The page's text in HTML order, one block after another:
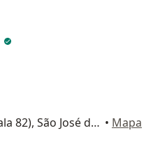
Rua Paulo Setubal 147 (sala 82), São José dos Campos • Mapa